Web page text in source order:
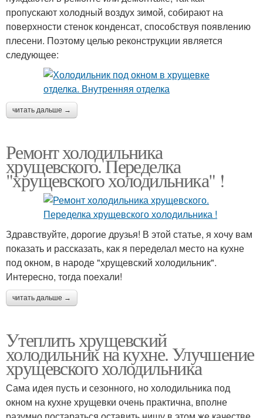
пропускают холодный воздух зимой, собирают на
поверхности стенок конденсат, способствуя появлению
плесени. Поэтому целью реконструкции является
следующее:
читать дальше →
Ремонт холодильника
хрущевского. Переделка
"хрущевского холодильника" !
Здравствуйте, дорогие друзья! В этой статье, я хочу вам
показать и рассказать, как я переделал место на кухне
под окном, в народе "хрущевский холодильник".
Интересно, тогда поехали!
читать дальше →
Утеплить хрущевский
холодильник на кухне. Улучшение
хрущевского холодильника
Сама идея пусть и сезонного, но холодильника под
окном на кухне хрущевки очень практична, вполне